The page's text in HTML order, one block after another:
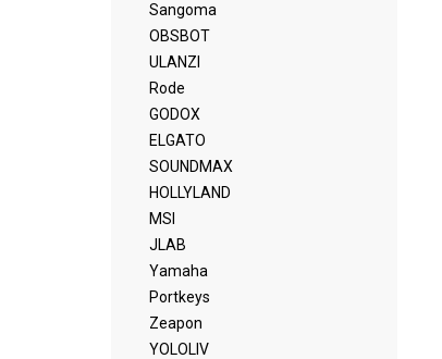
Sangoma
OBSBOT
ULANZI
Rode
GODOX
ELGATO
SOUNDMAX
HOLLYLAND
MSI
JLAB
Yamaha
Portkeys
Zeapon
YOLOLIV